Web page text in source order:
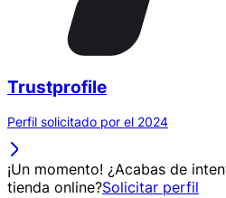
Trustprofile
Perfil solicitado por el 2024
¡Un momento! ¿Acabas de
tienda online?Solicitar perfil